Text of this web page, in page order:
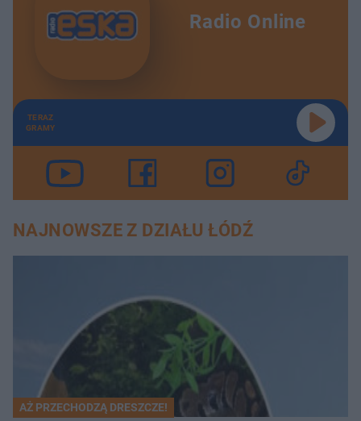
Radio Online
TERAZ
GRAMY
NAJNOWSZE Z DZIAŁU ŁÓDŹ
AŻ PRZECHODZĄ DRESZCZE!